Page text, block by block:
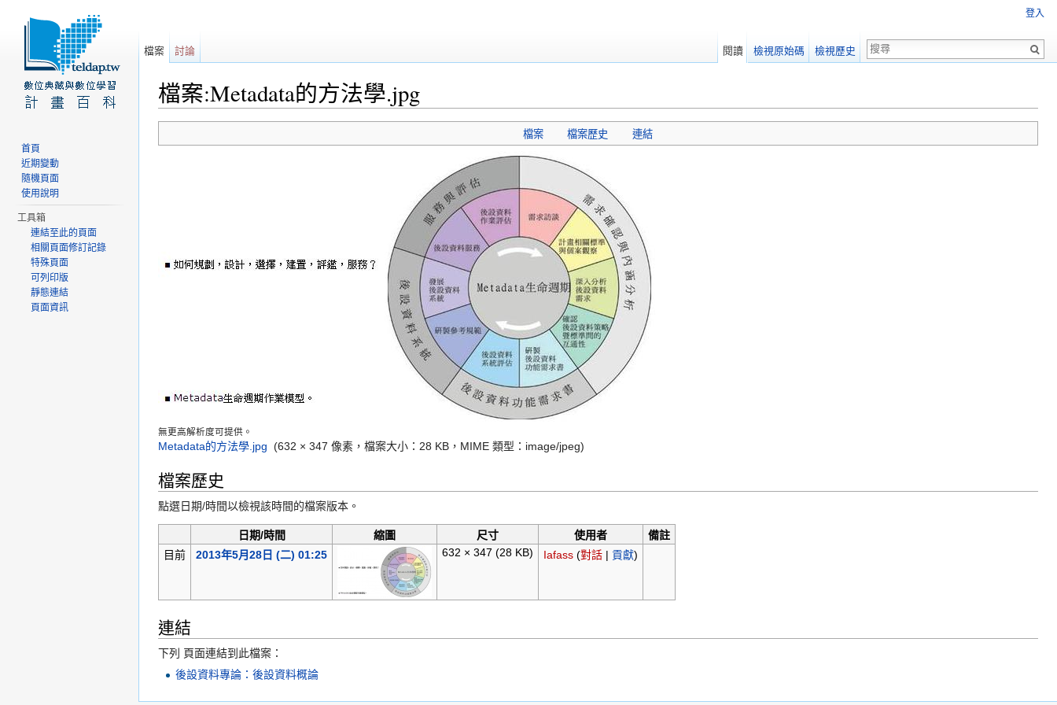
檔案:Metadata的方法學.jpg
檔案 檔案歷史 連結
無更高解析度可提供。
Metadata的方法學.jpg (632 × 347 像素，檔案大小：28 KB，MIME 類型： image/jpeg)
檔案歷史
點選日期/時間以檢視該時間的檔案版本。
日期/時間 縮圖 尺寸 使用者
備註
目前
2013年5月28日 (二) 01:25 632 × 347 (28 KB) Iafass(對話| 貢獻)
連結
下列 頁面連結到此檔案：
後設資料專論：後設資料概論
登入
檔案 討論 閱讀 檢視原始碼 檢視歷史
首頁
近期變動
隨機頁面
使用說明
工具箱
連結至此的頁面
相關頁面修訂記錄
特殊頁面
可列印版
靜態連結
頁面資訊